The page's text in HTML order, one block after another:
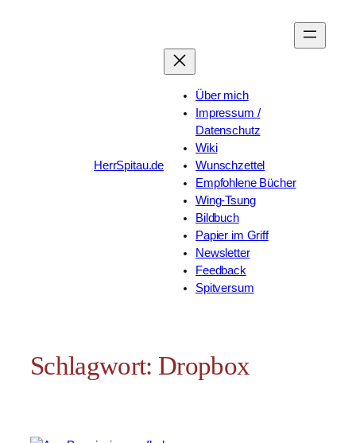
HerrSpitau.de
Über mich
Impressum /
Datenschutz
Wiki
Wunschzettel
Empfohlene Bücher
Wing-Tsung
Bildbuch
Papier im Griff
Newsletter
Feedback
Spitversum
Schlagwort: Dropbox